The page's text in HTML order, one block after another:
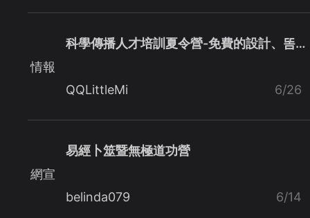
情報
科學傳播人才培訓夏令營-免費的設計、똠…
QQLittleMi 6/26
網宣
易經卜筮暨無極道功營
belinda079 6/14